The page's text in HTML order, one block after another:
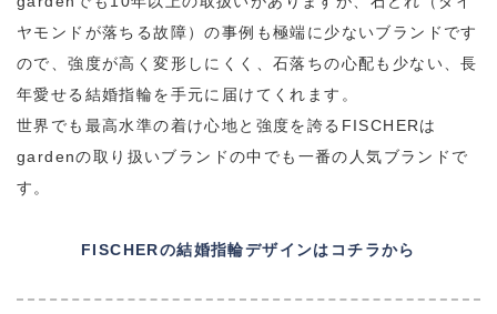
ヤモンドが落ちる故障）の事例も極端に少ないブランドです
ので、強度が高く変形しにくく、石落ちの心配も少ない、長
年愛せる結婚指輪を手元に届けてくれます。
世界でも最高水準の着け心地と強度を誇るFISCHERは
gardenの取り扱いブランドの中でも一番の人気ブランドで
す。
FISCHERの結婚指輪デザインはコチラから